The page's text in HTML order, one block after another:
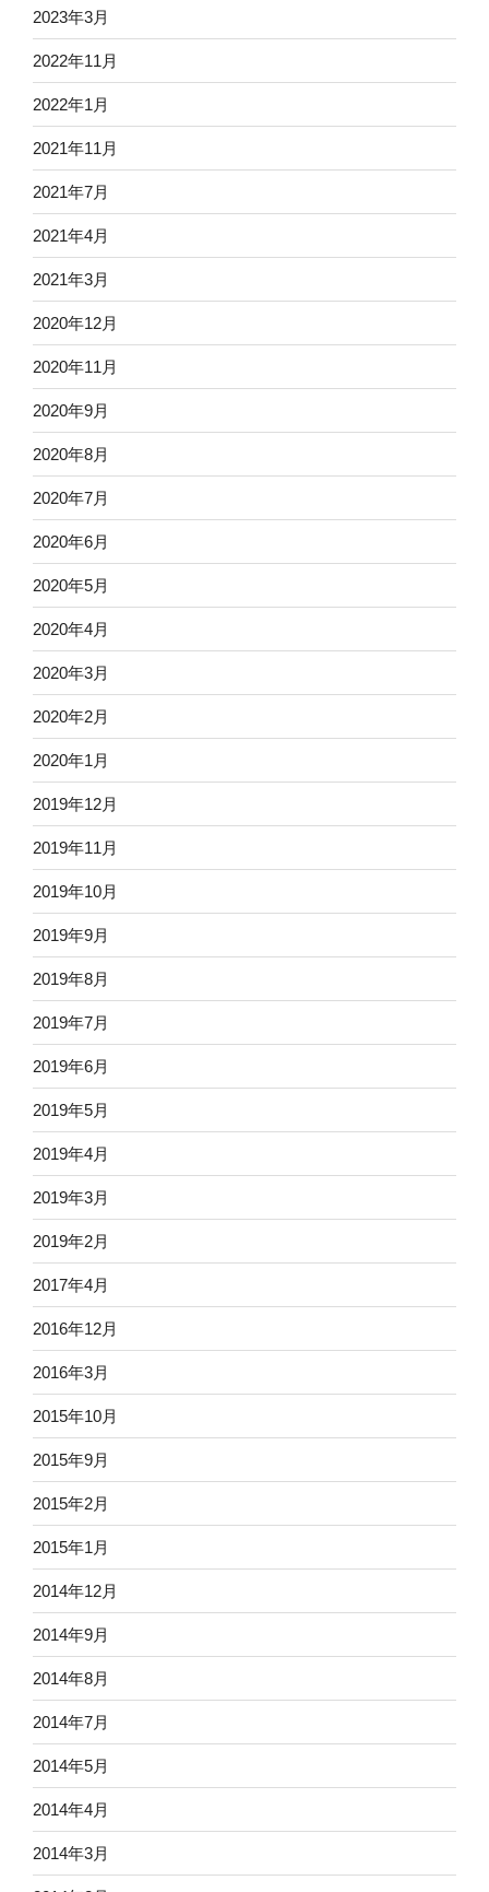
2023年3月
2022年11月
2022年1月
2021年11月
2021年7月
2021年4月
2021年3月
2020年12月
2020年11月
2020年9月
2020年8月
2020年7月
2020年6月
2020年5月
2020年4月
2020年3月
2020年2月
2020年1月
2019年12月
2019年11月
2019年10月
2019年9月
2019年8月
2019年7月
2019年6月
2019年5月
2019年4月
2019年3月
2019年2月
2017年4月
2016年12月
2016年3月
2015年10月
2015年9月
2015年2月
2015年1月
2014年12月
2014年9月
2014年8月
2014年7月
2014年5月
2014年4月
2014年3月